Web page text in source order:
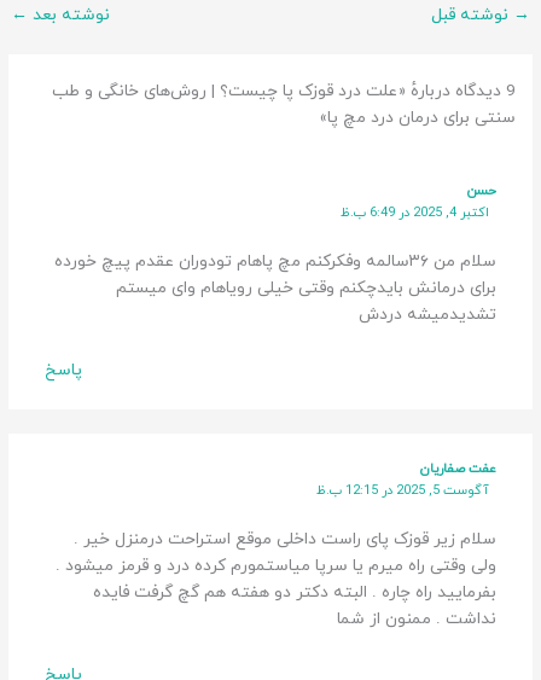
→ نوشته قبل نوشته بعد ←
9 دیدگاه دربارهٔ «علت درد قوزک پا چیست؟ | روش‌های خانگی و طب
سنتی برای درمان درد مچ پا»
حسن
اکتبر 4, 2025 در 6:49 ب.ظ
سلام من ۳۶سالمه وفکرکنم مچ پاهام تودوران عقدم پیچ خورده
برای درمانش بایدچکنم وقتی خیلی رویاهام وای میستم
تشدیدمیشه دردش
پاسخ
عفت صفاریان
آگوست 5, 2025 در 12:15 ب.ظ
سلام زیر قوزک پای راست داخلی موقع استراحت درمنزل خیر .
ولی وقتی راه میرم یا سرپا میاستمورم کرده درد و قرمز میشود .
بفرمایید راه چاره . البته دکتر دو هفته هم گچ گرفت فایده
نداشت . ممنون از شما
پاسخ